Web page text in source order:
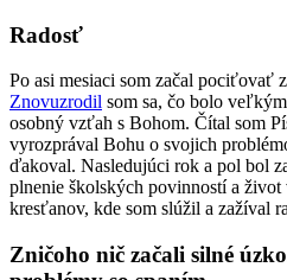
Radosť
Po asi mesiaci som začal pociťovať
Znovuzrodil som sa, čo bolo
osobný vzťah s Bohom. Čítal som
vyrozprával Bohu o svojich
ďakoval. Nasledujúci rok a pol bol
plnenie školských povinností a život
kresťanov, kde som slúžil a zažíval
Zničoho nič začali silné